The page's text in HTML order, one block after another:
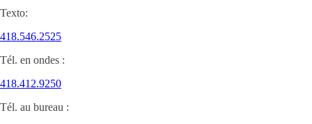
Texto:
418.546.2525
Tél. en ondes :
418.412.9250
Tél. au bureau :